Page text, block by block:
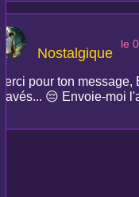
Nostalgique
le
Merci pour ton
gravés... 😔 Envoie-moi